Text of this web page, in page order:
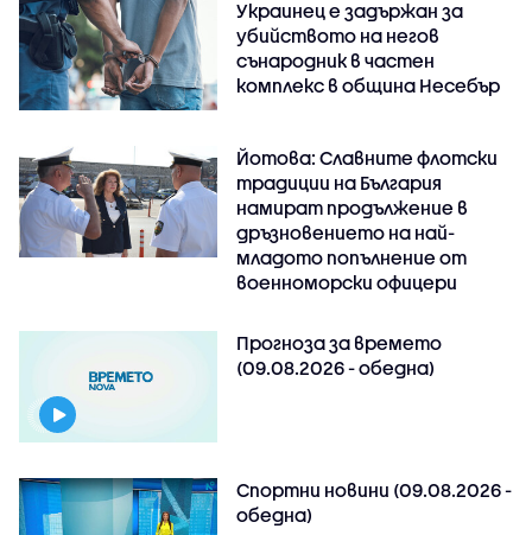
Украинец е задържан за
убийството на негов
сънародник в частен
комплекс в община Несебър
Йотова: Славните флотски
традиции на България
намират продължение в
дръзновението на най-
младото попълнение от
военноморски офицери
Прогноза за времето
(09.08.2026 - обедна)
Спортни новини (09.08.2026 -
обедна)